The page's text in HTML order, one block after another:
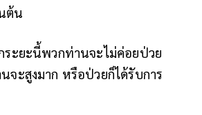
ต้น
ระยะนี้พวกท่านจะไม่ค่อยป่วย
จะสูงมาก หรือป่วยก็ได้รับการ